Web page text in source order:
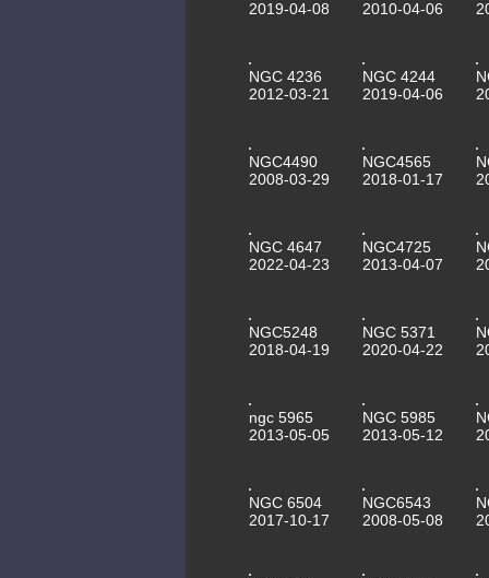
2019-04-08
2010-04-06
NGC 4236
2012-03-21
NGC 4244
2019-04-06
NGC4490
2008-03-29
NGC4565
2018-01-17
NGC 4647
2022-04-23
NGC4725
2013-04-07
NGC5248
2018-04-19
NGC 5371
2020-04-22
ngc 5965
2013-05-05
NGC 5985
2013-05-12
NGC 6504
2017-10-17
NGC6543
2008-05-08